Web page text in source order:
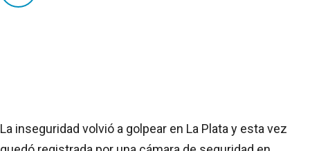
La inseguridad volvió a golpear en La Plata y esta vez